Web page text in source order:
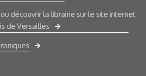
découvrir la librairie sur le site internet
de Versailles